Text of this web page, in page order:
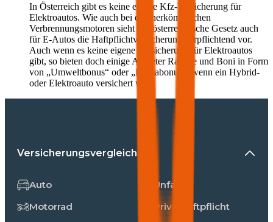
In Österreich gibt es keine eigene Kfz-Versicherung für
Elektroautos. Wie auch bei den herkömmlichen
Verbrennungsmotoren sieht das österreichische Gesetz auch
für E-Autos die Haftpflichtversicherung verpflichtend vor.
Auch wenn es keine eigene Versicherung für Elektroautos
gibt, so bieten doch einige Anbieter Rabatte und Boni in Form
von „Umweltbonus“ oder „Klimabonus“, wenn ein Hybrid-
oder Elektroauto versichert wird.
Versicherungsvergleiche
Auto
Motorrad
Unfall
Privathaftpflicht